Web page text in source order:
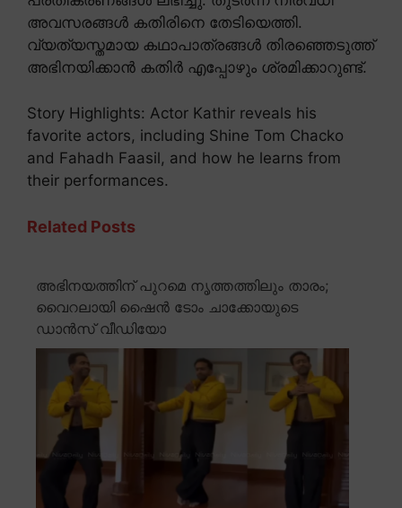
അവസരങ്ങൾ കതിരിനെ തേടിയെത്തി.
വ്യത്യസ്തമായ കഥാപാത്രങ്ങൾ തിരഞ്ഞെടുത്ത്
അഭിനയിക്കാൻ കതിർ എപ്പോഴും ശ്രമിക്കാറുണ്ട്.
Story Highlights: Actor Kathir reveals his
favorite actors, including Shine Tom Chacko
and Fahadh Faasil, and how he learns from
their performances.
Related Posts
അഭിനയത്തിന് പുറമെ നൃത്തത്തിലും താരം;
വൈറലായി ഷൈൻ ടോം ചാക്കോയുടെ
ഡാൻസ് വീഡിയോ